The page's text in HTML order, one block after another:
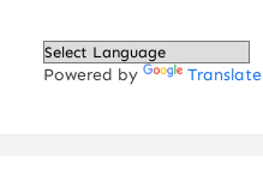
Powered by Translate